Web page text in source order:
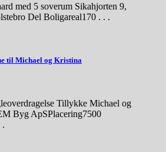
med 5 soverum Sikahjorten 9,
Del Boligareal170 . . .
til Michael og Kristina
Tillykke Michael og
Byg ApSPlacering7500
.